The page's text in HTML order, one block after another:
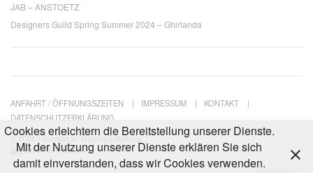
JAB – ANSTOETZ
Designers Guild Spring Summer 2024 – Ghirlanda
ANFAHRT / ÖFFNUNGSZEITEN IMPRESSUM
KONTAKT
DATENSCHUTZERKLÄRUNG
© 2024 Thomsen ist Raumausstattung
Nach oben ⇑
Cookies erleichtern die Bereitstellung unserer Dienste.
Mit der Nutzung unserer Dienste erklären Sie sich
damit einverstanden, dass wir Cookies verwenden.